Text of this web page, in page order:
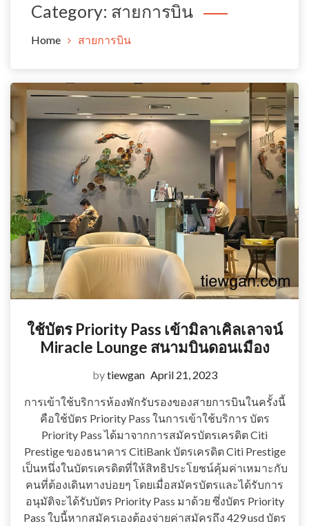
Category: สายการบิน
Home สายการบิน
ใช้บัตร Priority Pass เข้ามิลาเคิลเลาจน์
Miracle Lounge สนามบินดอนเมือง
bytiewgan April 21, 2023
การเข้าใช้บริการห้องพักรับรองของสายการบินในครั้งนี้
คือใช้บัตร Priority Pass ในการเข้าใช้บริการ บัตร
Priority Pass ได้มาจากการสมัครบัตรเครดิต Citi
Prestige ของธนาคาร CitiBank บัตรเครดิต Citi Prestige
เป็นหนึ่งในบัตรเครดิตที่ให้สิทธิประโยชน์คุ้มค่าเหมาะกับ
คนที่ต้องเดินทางบ่อยๆ โดยเมื่อสมัครบัตรและได้รับการ
อนุมัติจะได้รับบัตร Priority Pass มาด้วย ซึ่งบัตร Priority
Pass ใบนี้หากสมัครเองต้องจ่ายค่าสมัครถึง 429 usd บัตร